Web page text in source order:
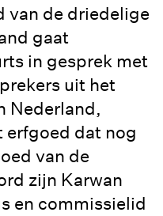
van de driedelige
gaat
in gesprek met
uit het
Nederland,
erfgoed dat nog
van de
zijn Karwan
en commissielid